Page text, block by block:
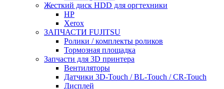
Жесткий диск HDD для оргтехники
HP
Xerox
ЗАПЧАСТИ FUJITSU
Ролики / комплекты роликов
Тормозная площадка
Запчасти для 3D принтера
Вентиляторы
Датчики 3D-Touch / BL-Touch / CR-Touch
Дисплей